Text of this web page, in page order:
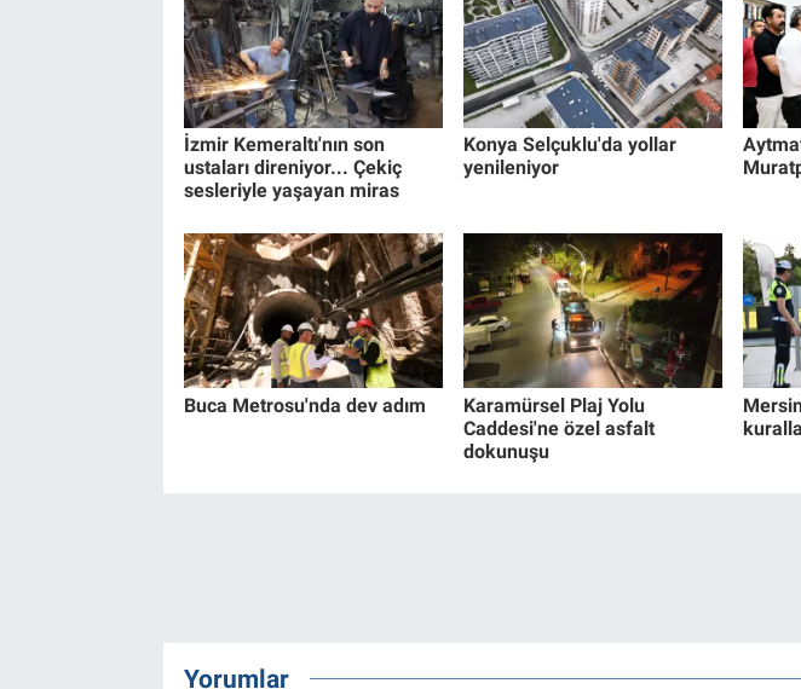
İzmir Kemeraltı'nın son
ustaları direniyor... Çekiç
sesleriyle yaşayan miras
Konya Selçuklu'da yollar
yenileniyor
Buca Metrosu'nda dev adım
Karamürsel Plaj Yolu
Caddesi'ne özel asfalt
dokunuşu
Yorumlar